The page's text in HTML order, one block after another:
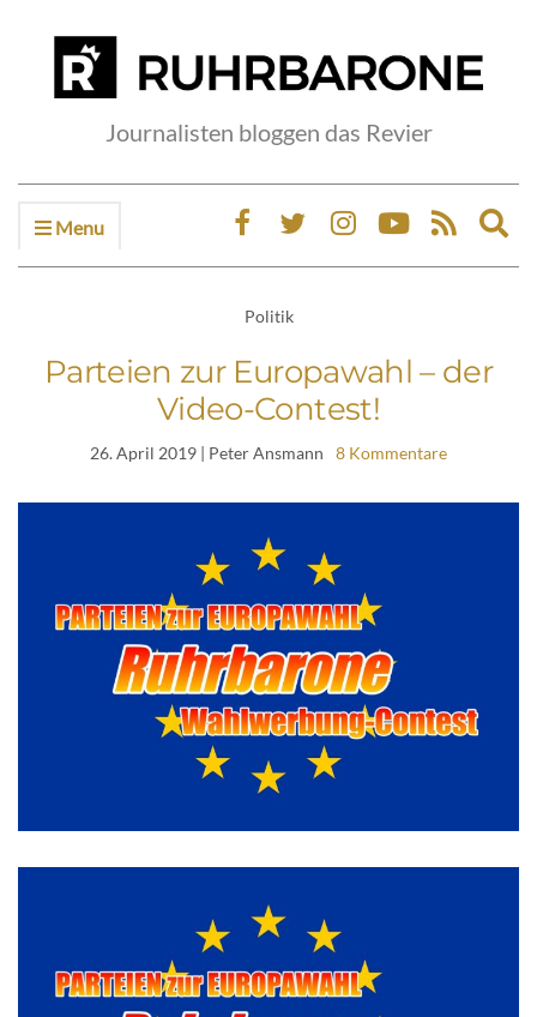
Journalisten bloggen das Revier
Menu
Politik
Parteien zur Europawahl – der
Video-Contest!
26. April 2019 | Peter Ansmann 8 Kommentare